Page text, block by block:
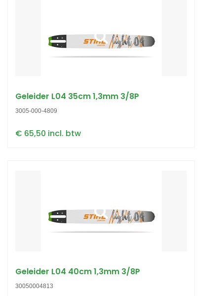
Geleider L04 35cm 1,3mm 3/8P
3005-000-4809
€ 65,50 incl. btw
Geleider L04 40cm 1,3mm 3/8P
30050004813